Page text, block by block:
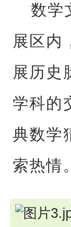
数学
展区内
展历史
学科的
典数学
索热情。